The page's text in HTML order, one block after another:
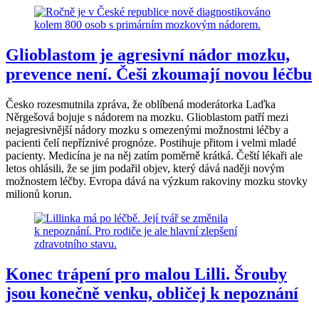
Glioblastom je agresivní nádor mozku,
prevence není. Češi zkoumají novou léčbu
Česko rozesmutnila zpráva, že oblíbená moderátorka Laďka
Něrgešová bojuje s nádorem na mozku. Glioblastom patří mezi
nejagresivnější nádory mozku s omezenými možnostmi léčby a
pacienti čelí nepříznivé prognóze. Postihuje přitom i velmi mladé
pacienty. Medicína je na něj zatím poměrně krátká. Čeští lékaři ale
letos ohlásili, že se jim podařil objev, který dává naději novým
možnostem léčby. Evropa dává na výzkum rakoviny mozku stovky
milionů korun.
Konec trápení pro malou Lilli. Šrouby
jsou konečně venku, obličej k nepoznání